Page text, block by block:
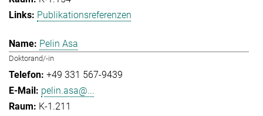
Publikationsreferenzen
Pelin Asa
Doktorand/-in
+49 331 567-9439
pelin.asa@...
K-1.211